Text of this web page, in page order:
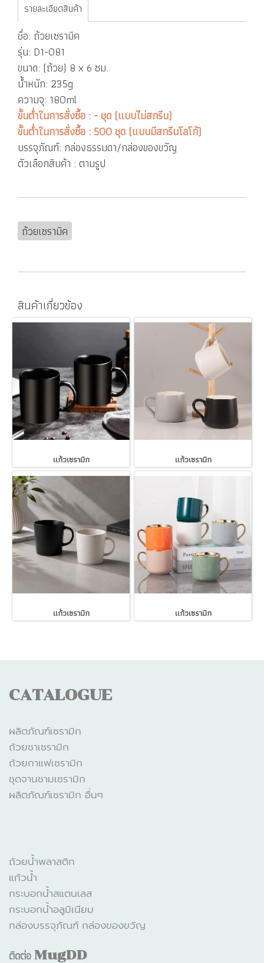
รายละเอียดสินค้า
ชื่อ: ถ้วยเซรามิค
รุ่น: D1-081
ขนาด: (ถ้วย) 8 x 6 ซม.
น้ำหนัก: 235g
ความจุ: 180ml
ขั้นต่ำในการสั่งซื้อ : - ชุด (แบบไม่สกรีน)
ขั้นต่ำในการสั่งซื้อ : 500 ชุด (แบบมีสกรีนโลโก้)
บรรจุภัณฑ์: กล่องธรรมดา/กล่องของขวัญ
ตัวเลือกสินค้า : ตามรูป
ถ้วยเซรามิค
สินค้าเกี่ยวข้อง
แก้วเซรามิก แก้วเซรามิก
แก้วเซรามิก แก้วเซรามิก
CATALOGUE
ผลิตภัณฑ์เซรามิก
ถ้วยชาเซรามิก
ถ้วยกาแฟเซรามิก
ชุดจานชามเซรามิก
ผลิตภัณฑ์เซรามิก อื่นๆ
ถ้วยน้ำพลาสติก
แก้วน้ำ
กระบอกน้ำสแตนเลส
กระบอกน้ำอลูมิเนียม
กล่องบรรจุภัณฑ์ กล่องของขวัญ
ติดต่อMugDD